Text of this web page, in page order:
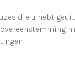
die u hebt